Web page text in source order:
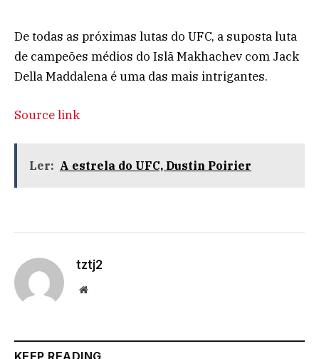
De todas as próximas lutas do UFC, a suposta luta
de campeões médios do Islã Makhachev com Jack
Della Maddalena é uma das mais intrigantes.
Source link
Ler: A estrela do UFC, Dustin Poirier
tztj2
Website
KEEP READING